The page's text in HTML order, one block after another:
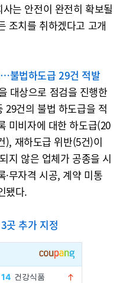
는 안전이 완전히 확보될
조치를 취하겠다고 고개
불법하도급 29건 적발
대상으로 점검을 진행한
29건의 불법 하도급을 적
미비자에 대한 하도급(20
), 재하도급 위반(5건)이
지 않은 업체가 공종을 시
·무자격 시공, 계약 미통
됐다.
곳 추가 지정